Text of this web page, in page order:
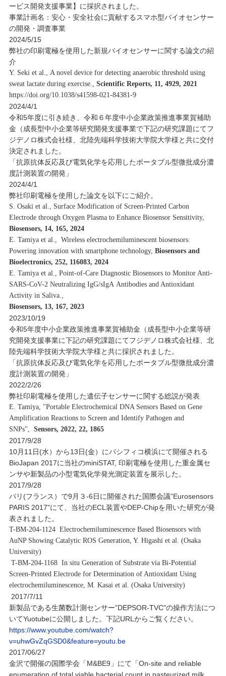
ービス開発支援事業】に採択されました。
事業計画名：安心・安全社会に貢献するスマホ型バイオセンサー
の開発・調査事業
2024/5/15
弊社の印刷電極を使用した新規バイオセンサーに関する論文の紹
介
Y. Seki et al., A novel device for detecting anaerobic threshold using
sweat lactate during exercise., Scientific Reports, 11, 4929, 2021
https://doi.org/10.1038/s41598-021-84381-9
2024/4/1
令和5年度に引き続き、令和６年度中小企業政策推進事業賀補助
金（成長型中小企業等研究開発支援事業で下記の研究課題にてフ
ジデノロ株式会社様、北陸先端科学技術大学院大学様と共に交付
決定されました。
「抗原抗体反応及び電気化学を応用したポータブル型微批成分濃
度計測装置の開発」
2024/4/1
弊社印刷電極を使用した論文を以下にご紹介。
S. Osaki et al., Surface Modification of Screen-Printed Carbon
Electrode through Oxygen Plasma to Enhance Biosensor Sensitivity,
Biosensors, 14, 165, 2024
E. Tamiya et al., Wireless electrochemiluminescent biosensors:
Powering innovation with smartphone technology, Biosensors and
Bioelectronics, 252, 116083, 2024
E. Tamiya et al., Point-of-Care Diagnostic Biosensors to Monitor Anti-
SARS-CoV-2 Neutralizing IgG/sIgA Antibodies and Antioxidant
Activity in Saliva.,
Biosensors, 13, 167, 2023
2023/10/19
令和5年度中小企業政策推進事業賀補助金（成長型中小企業等研
究開発支援事業に下記の研究課題にてフジデノロ株式会社様、北
陸先端科学技術大学院大学様と共に採択されました。
「抗原抗体反応及び電気化学を応用したポータブル型微批成分濃
度計測装置の開発」
2022/2/26
弊社印刷電極を使用した遺伝子センサーに関する総説が発表
E. Tamiya, "Portable Electrochemical DNA Sensors Based on Gene
Amplification Reactions to Screen and Identify Pathogen and
SNPs", Sensors, 2022, 22, 1865
2017/9/28
​10月11日(水）から13日(金）にパシフィコ横浜にて開催される
BioJapan 2017に当社のminiSTAT, 印刷電極を使用した重金属セ
ンサや新製品の小型電気化学発光測定装置を展示した。
2017/9/28
パリ(フランス）で9月３-6日に開催された国際会議”Eurosensors
PARIS 2017"にて、当社のECL装置やDEP-Chipを用いた研究が発
表されました。
​T-BM-204-1124 Electrochemiluminescence Based Biosensors with
AuNP Showing Catalytic ROS Generation, Y. Higashi et al. (Osaka
University)
​T-BM-204-1168 In situ Generation of Substrate via Bi-Potential
Screen-Printed Electrode for Determination of Antioxidant Using
electrochemiluminescence, M. Kasai et al. (Osaka University)
2017/7/11
新製品である生菌数計測センサー”DEPSOR-TVC"の操作方法につ
いてYuotubeに公開しました。下記URLからご覧ください。
https://www.youtube.com/watch?
v=uhwGvZqGSD0&feature=youtu.be
2017/06/27
​金沢で開催の国際学会「M&BE9」にて「On-site and reliable